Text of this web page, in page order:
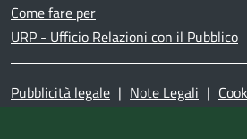
Come fare per
URP - Ufficio Relazioni con il Pubblico
Pubblicità legale | Note Legali |